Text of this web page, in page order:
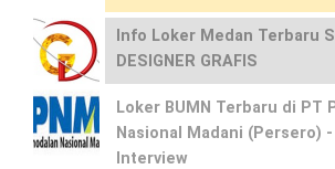
Info Loker Medan Terbaru
DESIGNER GRAFIS
Loker BUMN Terbaru di PT
Nasional Madani (Persero)
Interview